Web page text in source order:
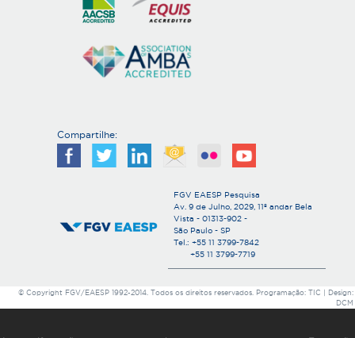
Compartilhe:
FGV EAESP Pesquisa
Av. 9 de Julho, 2029, 11º andar Bela
Vista - 01313-902 -
São Paulo - SP
Tel.: +55 11 3799-7842
+55 11 3799-7719
© Copyright FGV/EAESP 1992-2014. Todos os direitos reservados. Programação: TIC | Design:
DCM